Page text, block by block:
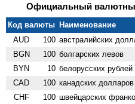
Официальный
Код валюты Наименование
AUD
100 австралийских
BGN 100 болгарских левов
BYN 10 белорусских рублей
CAD 100 канадских долларов
CHF 100 швейцарских